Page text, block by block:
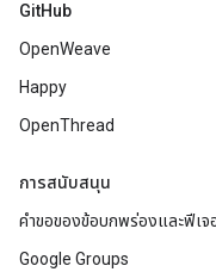
GitHub
OpenWeave
Happy
OpenThread
การสนับสนุน
คำขอของข้อบกพร่องและฟีเจ
Google Groups